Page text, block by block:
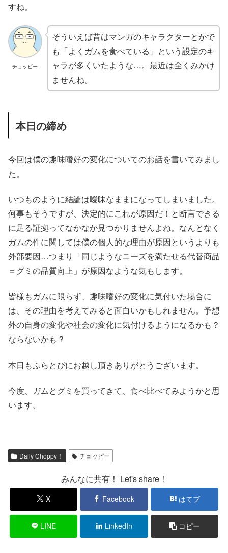
すね。
チョッピー
そういえば昔はマンガのキャラクターとかで
も「よくガムを食べている」という設定のキ
ャラが多くいたような…。最近は全くみかけ
ませんね。
本日の締め
今回は僕の趣味嗜好の変化についてのお話を書いてみまし
た。
いつものように結論は曖昧なままになってしまいました。
何事もそうですが、決定的にこれが原因だ！と断言できる
に足る証拠ってなかなか見つかりませんよね。なんとなく
ガムの件に関しては僕の個人的な理由が原因というよりも
外部要因…つまり「同じようなニーズを満たせる代替商品
＝グミの品質向上」が原因なような気もします。
皆様もガムに限らず、趣味嗜好の変化に気付いた場合に
は、その理由を考えてみると面白いかもしれません。予想
外の自身の変化や社会の変化に気付けるようになるかも？
ならないかも？
本日もふらとぴにお越し頂きありがとうございます。
今度、ガムとグミを買ってきて、食べ比べてみようかと思
います。
Daily Choppy！ チョッピー
みんなに共有！ Let's share！
X Facebook はてブ
LINE LinkedIn コピー